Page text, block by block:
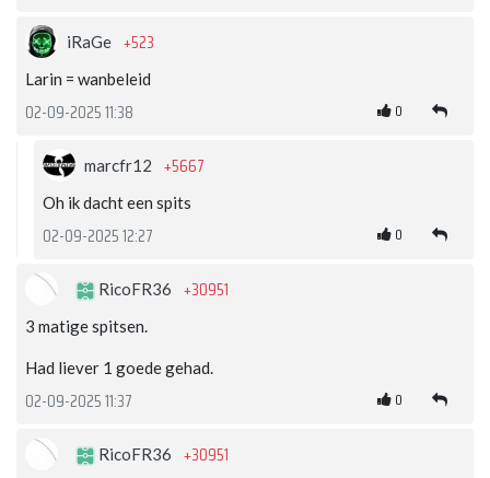
iRaGe +523
Larin = wanbeleid
02-09-2025 11:38 0
marcfr12 +5667
Oh ik dacht een spits
02-09-2025 12:27 0
RicoFR36 +30951
3 matige spitsen.
Had liever 1 goede gehad.
02-09-2025 11:37 0
RicoFR36 +30951